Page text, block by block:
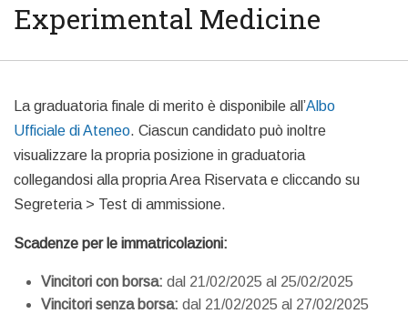
Experimental Medicine
La graduatoria finale di merito è disponibile all’Albo
Ufficiale di Ateneo. Ciascun candidato può inoltre
visualizzare la propria posizione in graduatoria
collegandosi alla propria Area Riservata e cliccando su
Segreteria > Test di ammissione.
Scadenze per le immatricolazioni:
Vincitori con borsa: dal 21/02/2025 al 25/02/2025
Vincitori senza borsa: dal 21/02/2025 al 27/02/2025